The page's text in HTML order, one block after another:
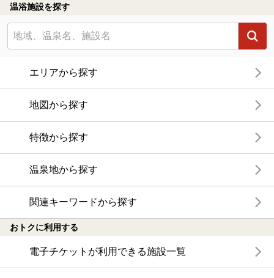
温浴施設を探す
エリアから探す
地図から探す
特徴から探す
温泉地から探す
関連キーワードから探す
おトクに利用する
電子チケットが利用できる施設一覧